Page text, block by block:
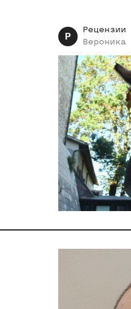
Р
Рецензии
Вероника